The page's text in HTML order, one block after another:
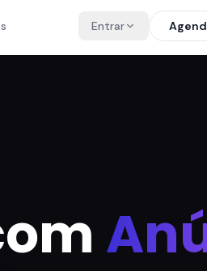
Entrar